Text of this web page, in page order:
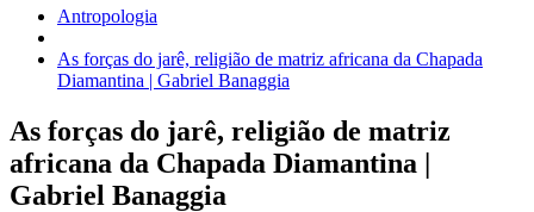
Antropologia
As forças do jarê, religião de matriz africana da Chapada
Diamantina | Gabriel Banaggia
As forças do jarê, religião de matriz
africana da Chapada Diamantina |
Gabriel Banaggia